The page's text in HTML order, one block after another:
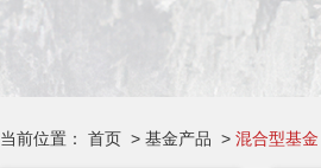
当前位置： 首页 > 基金产品 > 混合型基金